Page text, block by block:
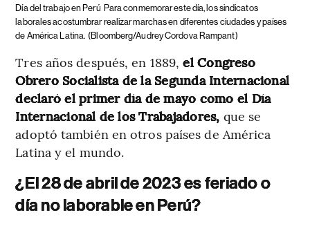
Día del trabajo en Perú Para conmemorar este día, los sindicatos
laborales acostumbrar realizar marchas en diferentes ciudades y países
de América Latina. (Bloomberg/Audrey Cordova Rampant)
Tres años después, en 1889, el Congreso
Obrero Socialista de la Segunda Internacional
declaró el primer día de mayo como el Día
Internacional de los Trabajadores, que se
adoptó también en otros países de América
Latina y el mundo.
¿El 28 de abril de 2023 es feriado o
día no laborable en Perú?